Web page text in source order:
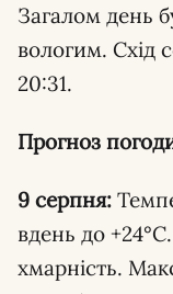
Загалом день
вологим. Схід
20:31.
Прогноз
9 серпня:
вдень до
хмарність.